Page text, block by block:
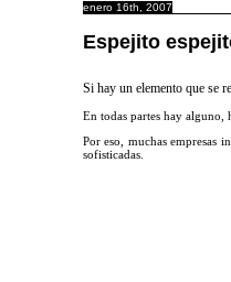
enero 16th, 2007
Espejito
Si hay un elemento que se
En todas partes hay alguno,
Por eso, muchas empresas
sofisticadas.